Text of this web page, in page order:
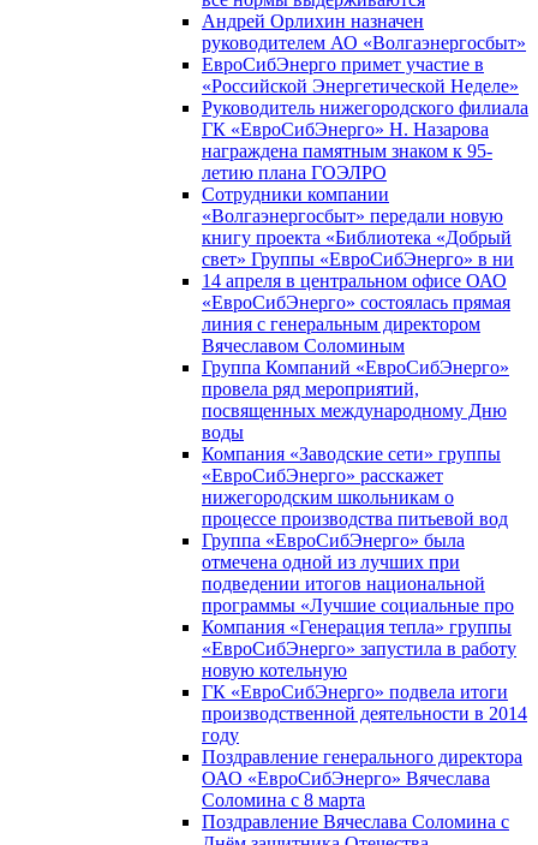
Андрей Орлихин назначен
руководителем АО «Волгаэнергосбыт»
ЕвроСибЭнерго примет участие в
«Российской Энергетической Неделе»
Руководитель нижегородского филиала
ГК «ЕвроСибЭнерго» Н. Назарова
награждена памятным знаком к 95-
летию плана ГОЭЛРО
Сотрудники компании
«Волгаэнергосбыт» передали новую
книгу проекта «Библиотека «Добрый
свет» Группы «ЕвроСибЭнерго» в ни
14 апреля в центральном офисе ОАО
«ЕвроСибЭнерго» состоялась прямая
линия с генеральным директором
Вячеславом Соломиным
Группа Компаний «ЕвроСибЭнерго»
провела ряд мероприятий,
посвященных международному Дню
воды
Компания «Заводские сети» группы
«ЕвроСибЭнерго» расскажет
нижегородским школьникам о
процессе производства питьевой вод
Группа «ЕвроСибЭнерго» была
отмечена одной из лучших при
подведении итогов национальной
программы «Лучшие социальные про
Компания «Генерация тепла» группы
«ЕвроСибЭнерго» запустила в работу
новую котельную
ГК «ЕвроСибЭнерго» подвела итоги
производственной деятельности в 2014
году
Поздравление генерального директора
ОАО «ЕвроСибЭнерго» Вячеслава
Соломина с 8 марта
Поздравление Вячеслава Соломина с